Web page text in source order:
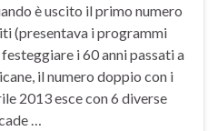
è uscito il primo numero
(presentava i programmi
i 60 anni passati a
il numero doppio con i
2013 esce con 6 diverse
…